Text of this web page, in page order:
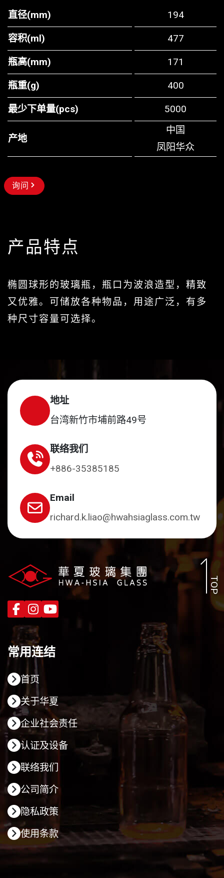
直径(mm) 194
容积(ml) 477
瓶高(mm) 171
瓶重(g) 400
最少下单量(pcs) 5000
产地
中国
凤阳华众
询问
产品特点
椭圆球形的玻璃瓶，瓶口为波浪造型，精致
又优雅。可储放各种物品，用途广泛，有多
种尺寸容量可选择。
TOP
地址
台湾新竹市埔前路49号
联络我们
+886-35385185
Email
richard.k.liao@hwahsiaglass.com.tw
常用连结
首页
关于华夏
企业社会责任
认证及设备
联络我们
公司简介
隐私政策
使用条款